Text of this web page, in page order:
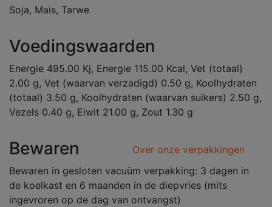
Soja, Mais, Tarwe
Voedingswaarden
Energie 495.00 Kj, Energie 115.00 Kcal, Vet (totaal)
2.00 g, Vet (waarvan verzadigd) 0.50 g, Koolhydraten
(totaal) 3.50 g, Koolhydraten (waarvan suikers) 2.50 g,
Vezels 0.40 g, Eiwit 21.00 g, Zout 1.30 g
Bewaren
Over onze verpakkingen
Bewaren in gesloten vacuüm verpakking: 3 dagen in
de koelkast en 6 maanden in de diepvries (mits
ingevroren op de dag van ontvangst)